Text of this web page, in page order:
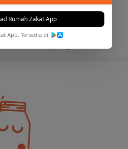
Rumah Zakat App
App, Tersedia di
zakat yang kita tunaikan juga bisa
harta yang kita miliki. Sehingga nantinya
karena harta yang kita miliki sudah
atau uang Berlaku untuk perdagangan
( CV, PT, koperasi)
= ( Modal yang diputar + keuntungan +
(hutang-kerugian) x 2,5 %
dikeluarkan apabila telah memenuhi
oleh agama, dan disalurkan kepada
pula, yaitu delapan golongan yang
yang tercantum dalam Al-Qur an